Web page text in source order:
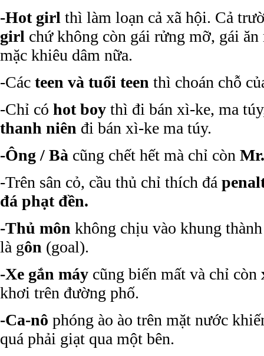
-Hot girl thì làm loạn cả xã hội. Cả
girl chứ không còn gái rửng mỡ, gái ăn
mặc khiêu dâm nữa.
-Các teen và tuổi teen thì choán chỗ
-Chỉ có hot boy thì đi bán xì-ke, ma
thanh niên đi bán xì-ke ma túy.
-Ông / Bà cũng chết hết mà chỉ còn
-Trên sân cỏ, cầu thủ chỉ thích đá
đá phạt đền.
-Thủ môn không chịu vào khung
là gôn (goal).
-Xe gắn máy cũng biến mất và chỉ còn
khơi trên đường phố.
-Ca-nô phóng ào ào trên mặt nước
quá phải giạt qua một bên.